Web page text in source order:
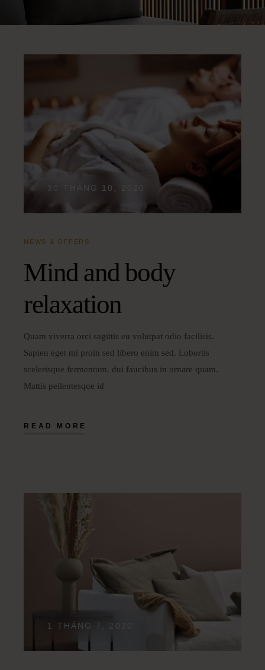
30 THÁNG 10, 2020
NEWS & OFFERS
Mind and body
relaxation
Quam viverra orci sagittis eu volutpat odio facilisis.
Sapien eget mi proin sed libero enim sed. Lobortis
scelerisque fermentum. dui faucibus in ornare quam.
Mattis pellentesque id
READ MORE
1 THÁNG 7, 2020